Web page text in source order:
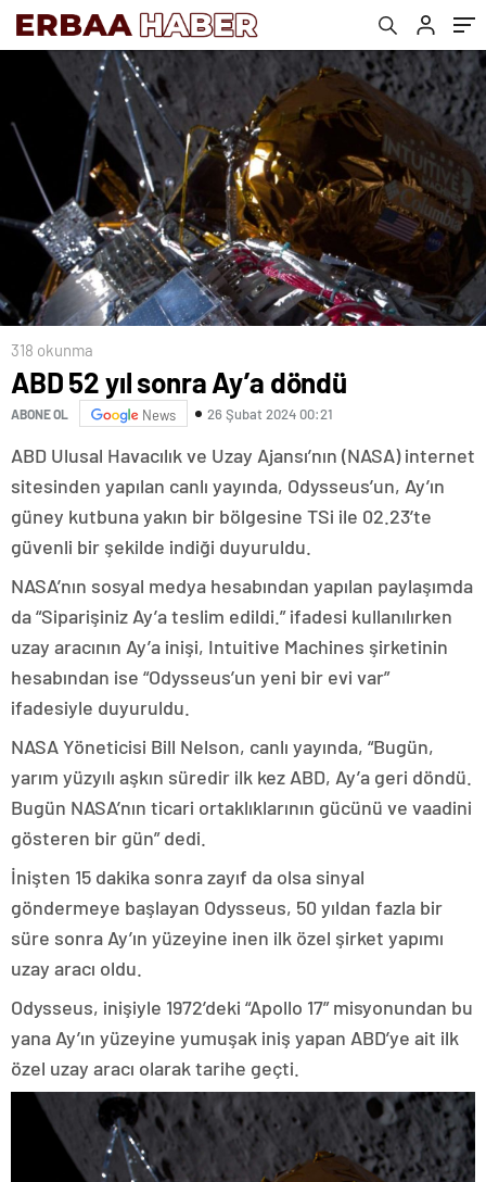
318 okunma
ABD 52 yıl sonra Ay’a döndü
ABONE OL News 26 Şubat 2024 00:21
ABD Ulusal Havacılık ve Uzay Ajansı’nın (NASA) internet
sitesinden yapılan canlı yayında, Odysseus’un, Ay’ın
güney kutbuna yakın bir bölgesine TSi ile 02.23’te
güvenli bir şekilde indiği duyuruldu.
NASA’nın sosyal medya hesabından yapılan paylaşımda
da “Siparişiniz Ay’a teslim edildi.” ifadesi kullanılırken
uzay aracının Ay’a inişi, Intuitive Machines şirketinin
hesabından ise “Odysseus’un yeni bir evi var”
ifadesiyle duyuruldu.
NASA Yöneticisi Bill Nelson, canlı yayında, “Bugün,
yarım yüzyılı aşkın süredir ilk kez ABD, Ay’a geri döndü.
Bugün NASA’nın ticari ortaklıklarının gücünü ve vaadini
gösteren bir gün” dedi.
İnişten 15 dakika sonra zayıf da olsa sinyal
göndermeye başlayan Odysseus, 50 yıldan fazla bir
süre sonra Ay’ın yüzeyine inen ilk özel şirket yapımı
uzay aracı oldu.
Odysseus, inişiyle 1972’deki “Apollo 17” misyonundan bu
yana Ay’ın yüzeyine yumuşak iniş yapan ABD’ye ait ilk
özel uzay aracı olarak tarihe geçti.